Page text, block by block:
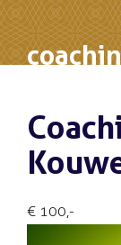
€ 100,-